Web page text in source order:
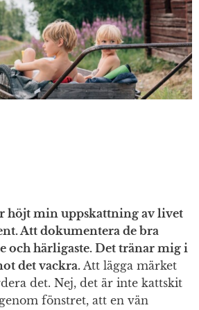
höjt min uppskattning av livet
Att dokumentera de bra
och härligaste. Det tränar mig i
det vackra. Att lägga märket
det. Nej, det är inte kattskit
fönstret, att en vän